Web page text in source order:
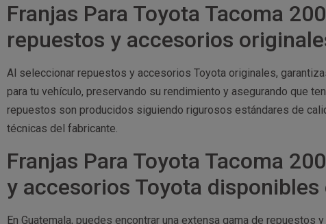
Franjas Para Toyota Tacoma
repuestos y accesorios
Al seleccionar repuestos y accesorios Toyota originales,
para tu vehículo, preservando su rendimiento y asegurando que
repuestos son producidos siguiendo rigurosos estándares de
técnicas del fabricante.
Franjas Para Toyota Tacoma
y accesorios Toyota disponibles
En Guatemala, puedes encontrar una extensa gama de